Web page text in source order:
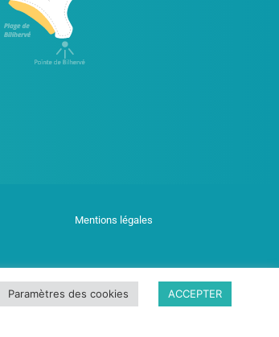
Mentions légales
Paramètres des cookies ACCEPTER